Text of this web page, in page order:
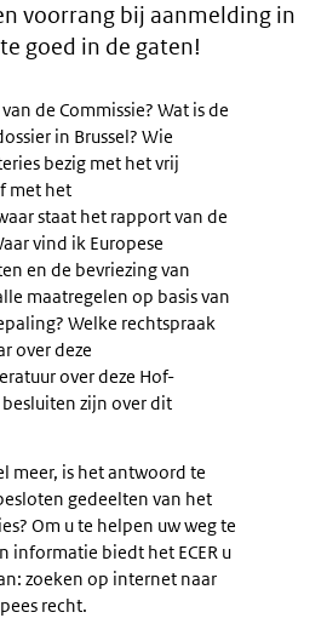
voorrang bij aanmelding in
goed in de gaten!
de Commissie? Wat is de
in Brussel? Wie
bezig met het vrij
met het
staat het rapport van de
vind ik Europese
en de bevriezing van
maatregelen op basis van
Welke rechtspraak
over deze
over deze Hof-
zijn over dit
meer, is het antwoord te
gedeelten van het
Om u te helpen uw weg te
biedt het ECER u
zoeken op internet naar
recht.